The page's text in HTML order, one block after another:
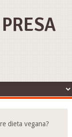
dieta vegana?